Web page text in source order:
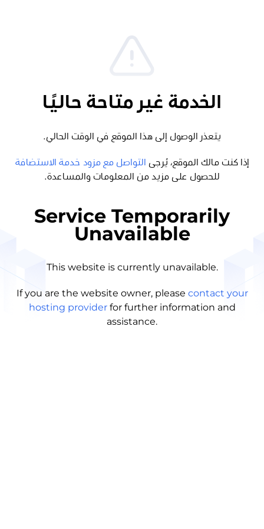
الخدمة غير متاحة حاليًا
يتعذر الوصول إلى هذا الموقع في الوقت الحالي.
إذا كنت مالك الموقع، يُرجى
التواصل مع مزود خدمة الاستضافة
للحصول على مزيد من المعلومات والمساعدة.
Service Temporarily
Unavailable
This website is currently unavailable.
If you are the website owner, please contact your
hosting provider for further information and
assistance.